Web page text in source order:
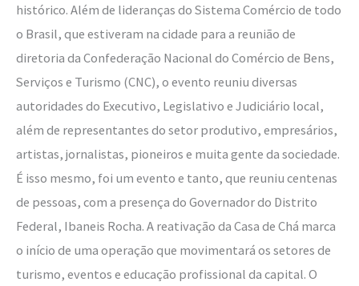
histórico. Além de lideranças do Sistema Comércio de todo
o Brasil, que estiveram na cidade para a reunião de
diretoria da Confederação Nacional do Comércio de Bens,
Serviços e Turismo (CNC), o evento reuniu diversas
autoridades do Executivo, Legislativo e Judiciário local,
além de representantes do setor produtivo, empresários,
artistas, jornalistas, pioneiros e muita gente da sociedade.
É isso mesmo, foi um evento e tanto, que reuniu centenas
de pessoas, com a presença do Governador do Distrito
Federal, Ibaneis Rocha. A reativação da Casa de Chá marca
o início de uma operação que movimentará os setores de
turismo, eventos e educação profissional da capital. O